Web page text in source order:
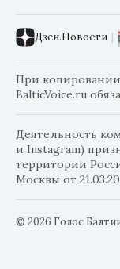
Дзен.Новости |
При
BalticVoice.ru
Деятельность
и Instagram)
территории
Москвы от
© 2026 Голос